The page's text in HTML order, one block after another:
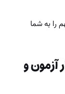
را به شما
آزمون و